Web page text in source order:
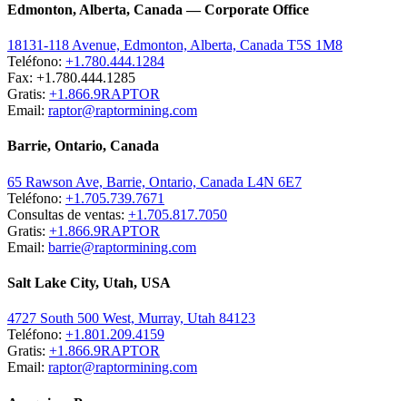
Edmonton, Alberta, Canada — Corporate Office
18131-118 Avenue, Edmonton, Alberta, Canada T5S 1M8
Teléfono: +1.780.444.1284
Fax: +1.780.444.1285
Gratis: +1.866.9RAPTOR
Email: raptor@raptormining.com
Barrie, Ontario, Canada
65 Rawson Ave, Barrie, Ontario, Canada L4N 6E7
Teléfono: +1.705.739.7671
Consultas de ventas: +1.705.817.7050
Gratis: +1.866.9RAPTOR
Email: barrie@raptormining.com
Salt Lake City, Utah, USA
4727 South 500 West, Murray, Utah 84123
Teléfono: +1.801.209.4159
Gratis: +1.866.9RAPTOR
Email: raptor@raptormining.com